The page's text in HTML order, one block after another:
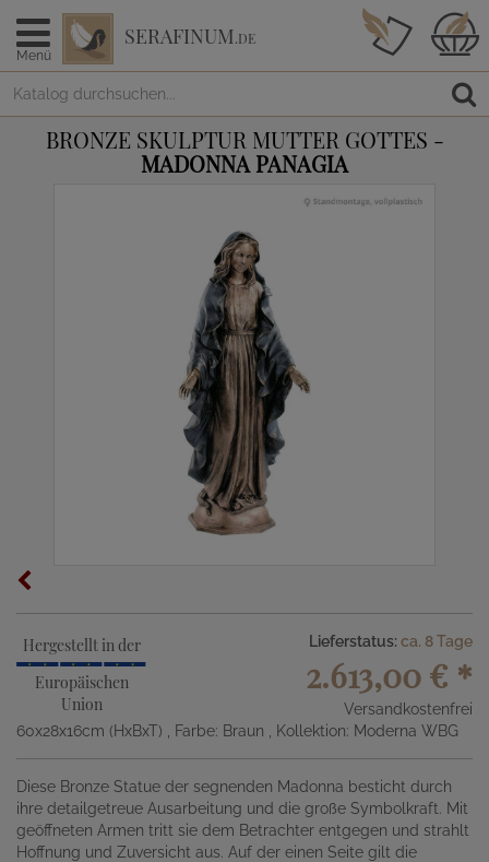
Menü
SERAFINUM.DE
BRONZE SKULPTUR MUTTER GOTTES -
MADONNA PANAGIA
Hergestellt in der
Europäischen
Union
Lieferstatus: ca. 8 Tage
2.613,00 € *
Versandkostenfrei
60x28x16cm (HxBxT)
, Farbe: Braun , Kollektion: Moderna WBG
Diese Bronze Statue der segnenden Madonna besticht durch
ihre detailgetreue Ausarbeitung und die große Symbolkraft. Mit
geöffneten Armen tritt sie dem Betrachter entgegen und strahlt
Hoffnung und Zuversicht aus. Auf der einen Seite gilt die